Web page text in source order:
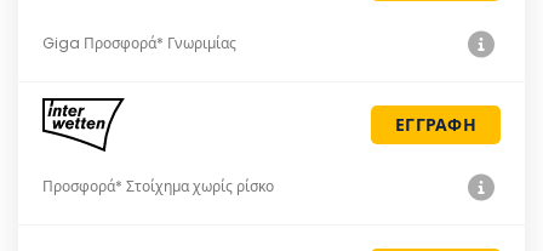
Giga Προσφορά* Γνωριμίας
ΕΓΓΡΑΦΗ
Προσφορά* Στοίχημα χωρίς ρίσκο